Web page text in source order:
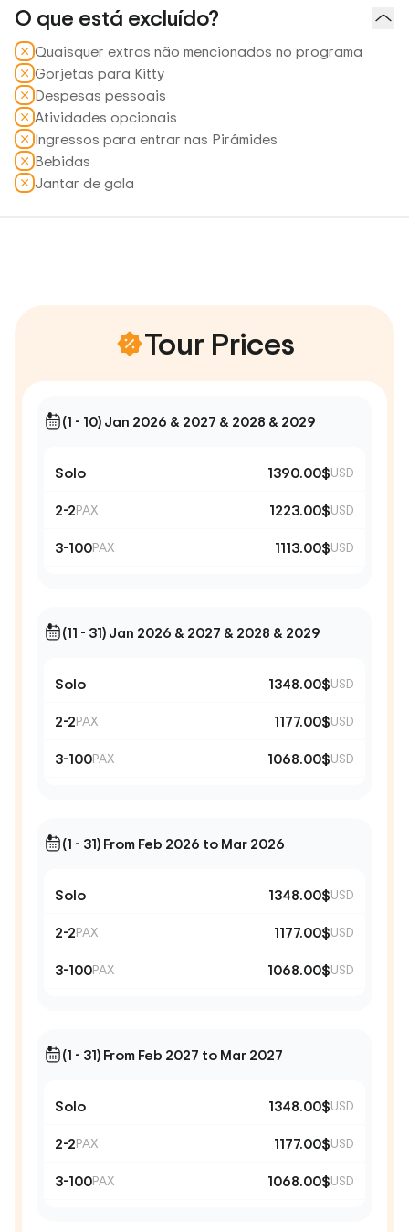
O que está excluído?
Quaisquer extras não mencionados no programa
Gorjetas para Kitty
Despesas pessoais
Atividades opcionais
Ingressos para entrar nas Pirâmides
Bebidas
Jantar de gala
Tour Prices
(1 - 10) Jan 2026 & 2027 & 2028 & 2029
Solo 1390.00$USD
2-2PAX 1223.00$USD
3-100PAX 1113.00$USD
(11 - 31) Jan 2026 & 2027 & 2028 & 2029
Solo 1348.00$USD
2-2PAX 1177.00$USD
3-100PAX 1068.00$USD
(1 - 31) From Feb 2026 to Mar 2026
Solo 1348.00$USD
2-2PAX 1177.00$USD
3-100PAX 1068.00$USD
(1 - 31) From Feb 2027 to Mar 2027
Solo 1348.00$USD
2-2PAX 1177.00$USD
3-100PAX 1068.00$USD